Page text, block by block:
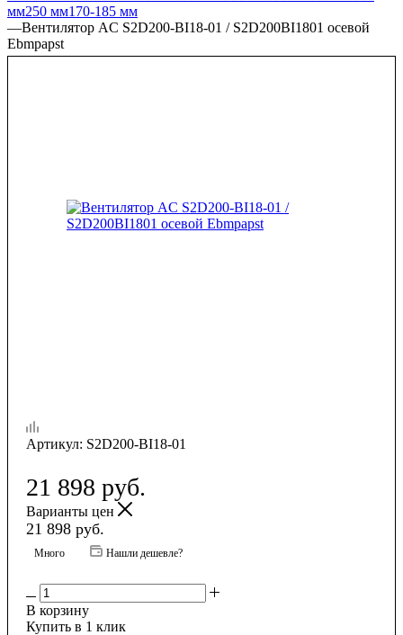
мм250 мм170-185 мм
—Вентилятор AC S2D200-BI18-01 / S2D200BI1801 осевой
Ebmpapst
Артикул: S2D200-BI18-01
21 898 руб.
Варианты цен
21 898 руб.
Много Нашли дешевле?
В корзину
Купить в 1 клик